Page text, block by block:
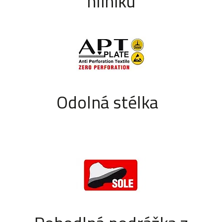
Odolná stélka